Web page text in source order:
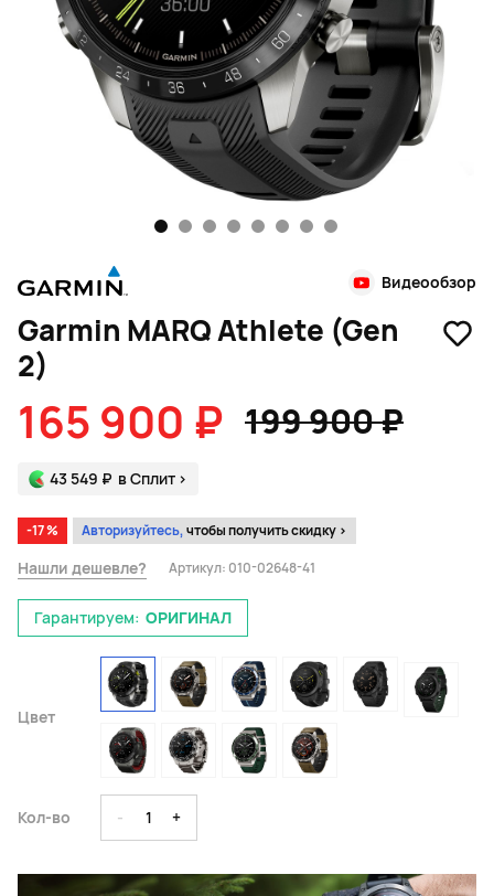
Видеообзор
Garmin MARQ Athlete (Gen
2)
165 900 ₽ 199 900 ₽
43 549 ₽ в Сплит >
-17 % Авторизуйтесь,чтобы получить скидку >
Нашли дешевле? Артикул: 010-02648-41
Гарантируем: ОРИГИНАЛ
Цвет
Кол-во - 1 +
1 2 3 4 5 6 7 8